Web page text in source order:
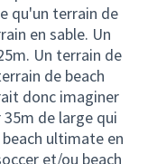
qu'un terrain de
en sable. Un
Un terrain de
de beach
donc imaginer
de large qui
ultimate en
et/ou beach